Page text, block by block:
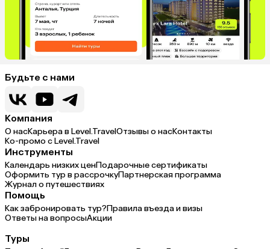
Будьте с нами
Компания
О насКарьера в Level.TravelОтзывы о насКонтакты
Ко-промо с Level.Travel
Инструменты
Календарь низких ценПодарочные сертификаты
Оформить тур в рассрочкуПартнерская программа
Журнал о путешествиях
Помощь
Как забронировать тур?Правила въезда и визы
Ответы на вопросыАкции
Туры